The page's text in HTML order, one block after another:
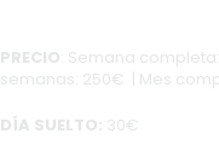
PRECIO : Semana
semanas: 250€ | Mes
DÍA SUELTO: 30€